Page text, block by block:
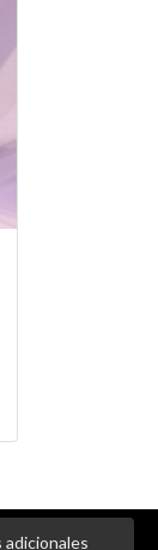
adicionales